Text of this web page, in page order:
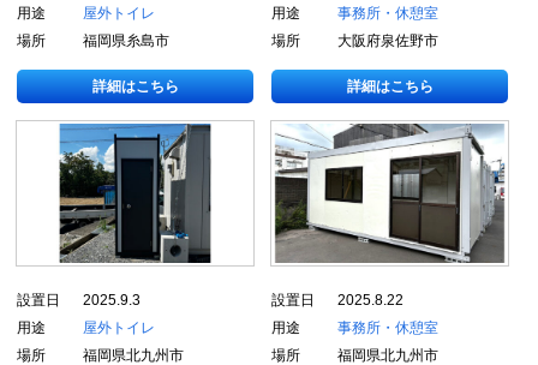
用途
屋外トイレ
場所
福岡県糸島市
詳細はこちら
用途
事務所・休憩室
場所
大阪府泉佐野市
詳細はこちら
設置日
2025.9.3
用途
屋外トイレ
場所
福岡県北九州市
設置日
2025.8.22
用途
事務所・休憩室
場所
福岡県北九州市